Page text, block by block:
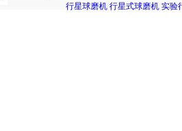
行星球磨机 行星式球磨机 实验